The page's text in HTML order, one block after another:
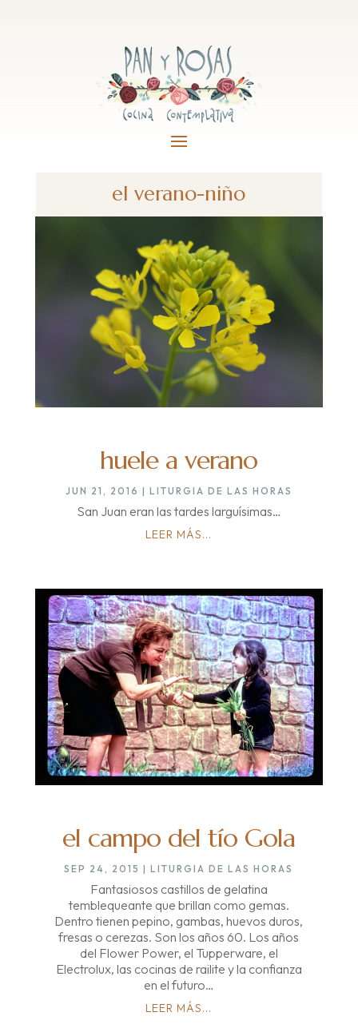
el verano-niño
huele a verano
JUN 21, 2016 | LITURGIA DE LAS HORAS
San Juan eran las tardes larguísimas…
LEER MÁS...
el campo del tío Gola
SEP 24, 2015 |LITURGIA DE LAS HORAS
Fantasiosos castillos de gelatina
temblequeante que brillan como gemas.
Dentro tienen pepino, gambas, huevos duros,
fresas o cerezas. Son los años 60. Los años
del Flower Power, el Tupperware, el
Electrolux, las cocinas de railite y la confianza
en el futuro…
LEER MÁS...